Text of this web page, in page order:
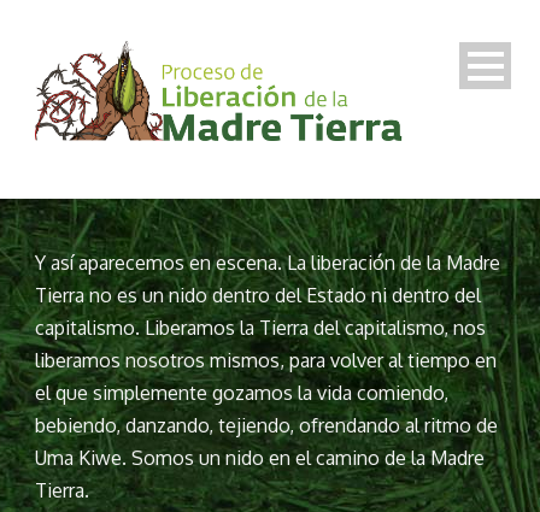
Y así aparecemos en escena. La liberación de la Madre
Tierra no es un nido dentro del Estado ni dentro del
capitalismo. Liberamos la Tierra del capitalismo, nos
liberamos nosotros mismos, para volver al tiempo en
el que simplemente gozamos la vida comiendo,
bebiendo, danzando, tejiendo, ofrendando al ritmo de
Uma Kiwe. Somos un nido en el camino de la Madre
Tierra.